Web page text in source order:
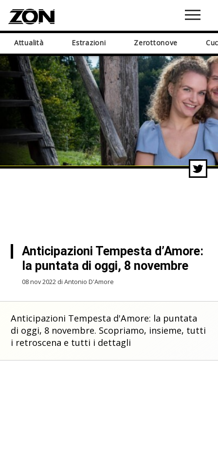
Attualità Estrazioni Zerottonove
Anticipazioni Tempesta d’Amore:
la puntata di oggi, 8 novembre
08 nov 2022 di Antonio D'Amore
Anticipazioni Tempesta d'Amore: la puntata
di oggi, 8 novembre. Scopriamo, insieme, tutti
i retroscena e tutti i dettagli